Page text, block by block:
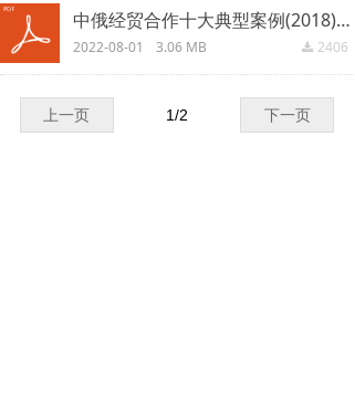
中俄经贸合作十大典型案例(2018).pdf
끂 2406
2022-08-01 3.06 MB
上一页 下一页
1/2